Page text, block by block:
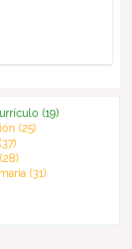
(19)
(25)
(37)
(28)
(31)